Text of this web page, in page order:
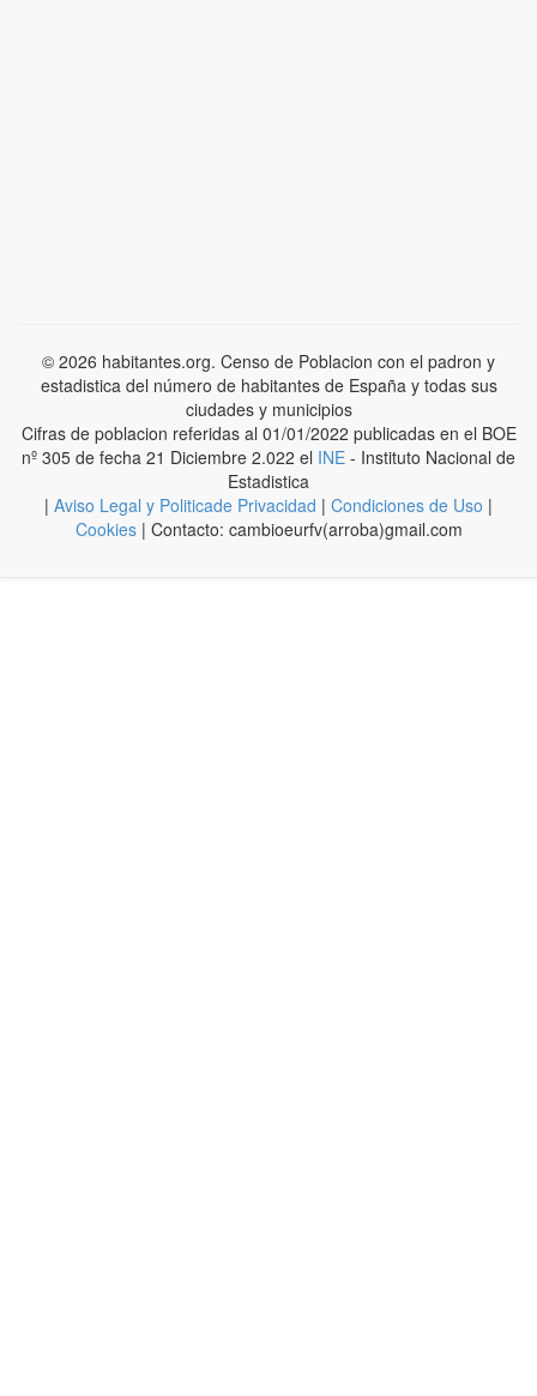
© 2026 habitantes.org. Censo de Poblacion con el padron y
estadistica del número de habitantes de España y todas sus
ciudades y municipios
Cifras de poblacion referidas al 01/01/2022 publicadas en el BOE
nº 305 de fecha 21 Diciembre 2.022 el INE - Instituto Nacional de
Estadistica
| Aviso Legal y Politicade Privacidad | Condiciones de Uso |
Cookies | Contacto: cambioeurfv(arroba)gmail.com